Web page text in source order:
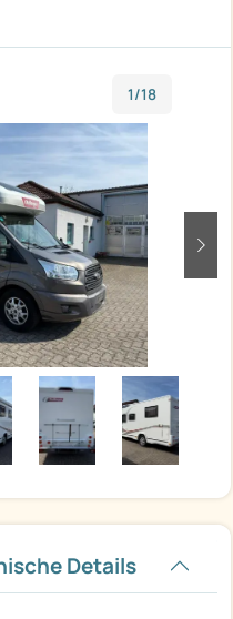
1/18
Details